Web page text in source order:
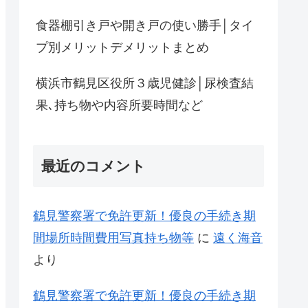
食器棚引き戸や開き戸の使い勝手│タイ
プ別メリットデメリットまとめ
横浜市鶴見区役所３歳児健診│尿検査結
果､持ち物や内容所要時間など
最近のコメント
鶴見警察署で免許更新！優良の手続き期
間場所時間費用写真持ち物等 に 遠く海音
より
鶴見警察署で免許更新！優良の手続き期